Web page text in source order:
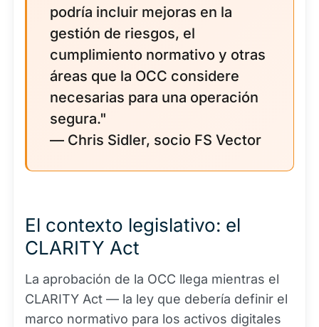
podría incluir mejoras en la
gestión de riesgos, el
cumplimiento normativo y otras
áreas que la OCC considere
necesarias para una operación
segura."
— Chris Sidler, socio FS Vector
El contexto legislativo: el
CLARITY Act
La aprobación de la OCC llega mientras el
CLARITY Act — la ley que debería definir el
marco normativo para los activos digitales